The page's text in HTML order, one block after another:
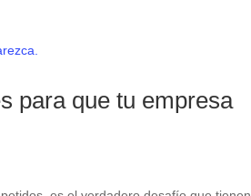
para que tu empresa